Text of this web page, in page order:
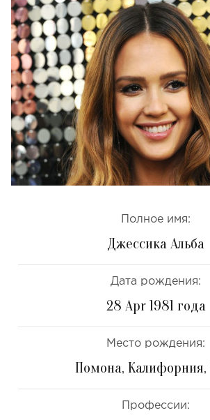
Полное имя:
Джессика Альба
Дата рождения:
28 Apr 1981 года
Место рождения:
Помона,
Профессии: